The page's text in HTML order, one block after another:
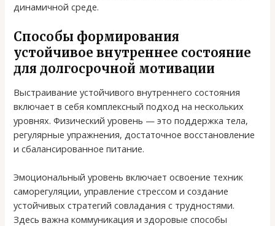
динамичной среде.
Способы формирования
устойчивое внутреннее состояние
для долгосрочной мотивации
Выстраивание устойчивого внутреннего состояния
включает в себя комплексный подход на нескольких
уровнях. Физический уровень — это поддержка тела,
регулярные упражнения, достаточное восстановление
и сбалансированное питание.
Эмоциональный уровень включает освоение техник
саморегуляции, управление стрессом и создание
устойчивых стратегий совладания с трудностями.
Здесь важна коммуникация и здоровые способы